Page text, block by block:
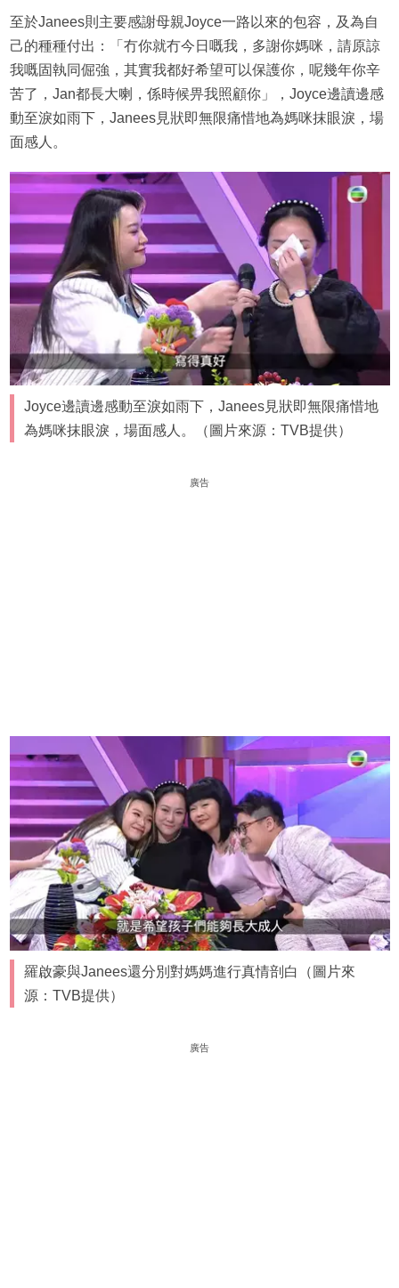
至於Janees則主要感謝母親Joyce一路以來的包容，及為自
己的種種付出：「冇你就冇今日嘅我，多謝你媽咪，請原諒
我嘅固執同倔強，其實我都好希望可以保護你，呢幾年你辛
苦了，Jan都長大喇，係時候畀我照顧你」，Joyce邊讀邊感
動至淚如雨下，Janees見狀即無限痛惜地為媽咪抹眼淚，場
面感人。
Joyce邊讀邊感動至淚如雨下，Janees見狀即無限痛惜地
為媽咪抹眼淚，場面感人。（圖片來源：TVB提供）
廣告
羅啟豪與Janees還分別對媽媽進行真情剖白（圖片來
源：TVB提供）
廣告